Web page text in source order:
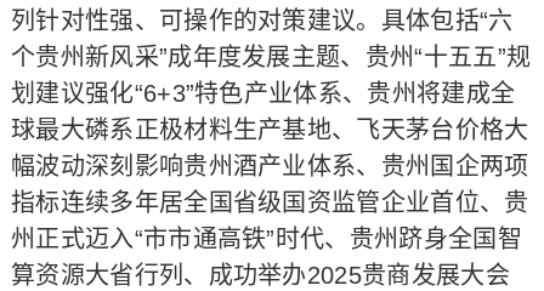
列针对性强、可操作的对策建议。具体包括“六
个贵州新风采”成年度发展主题、贵州“十五五”规
划建议强化“6+3”特色产业体系、贵州将建成全
球最大磷系正极材料生产基地、飞天茅台价格大
幅波动深刻影响贵州酒产业体系、贵州国企两项
指标连续多年居全国省级国资监管企业首位、贵
州正式迈入“市市通高铁”时代、贵州跻身全国智
算资源大省行列、成功举办2025贵商发展大会